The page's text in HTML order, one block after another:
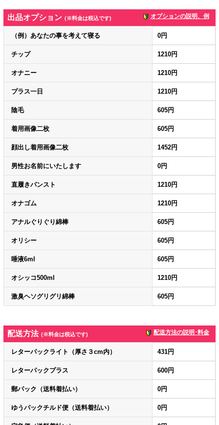
出品オプション (※料金は税込です) オプションの説明、例
（例）あなたの事を考えて寝る 0円
チップ 1210円
オナニー 1210円
プラス一日 1210円
陰毛 605円
着用画像二枚 605円
顔出し着用画像二枚 1452円
男性お名前にいたします 0円
直履きパンスト 1210円
オナゴム 1210円
アナルぐりぐり綿棒 605円
オリシー 605円
唾液6ml 605円
オシッコ500ml 1210円
激臭ヘソグリグリ綿棒 605円
配送方法 (※料金は税込です) 配送方法の説明･料金
レターパックライト（厚さ３cm内） 431円
レターパックプラス 600円
郵パック（送料着払い） 0円
ゆうパックチルド便（送料着払い） 0円